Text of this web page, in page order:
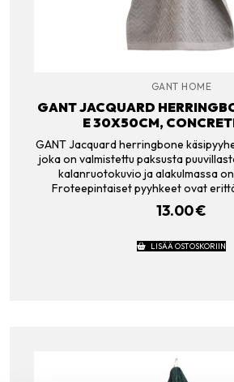
GANT HOME
GANT JACQUARD
E 30X50CM,
GANT Jacquard herringbone
joka on valmistettu paksusta
kalanruotokuvio ja alakulmassa
Froteepintaiset pyyhkeet ovat
13.00€
LISÄÄ OSTOSKORIIN